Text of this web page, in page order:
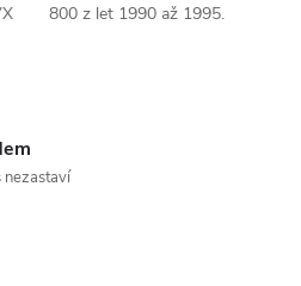
800 z let 1990 až 1995.
nezastaví